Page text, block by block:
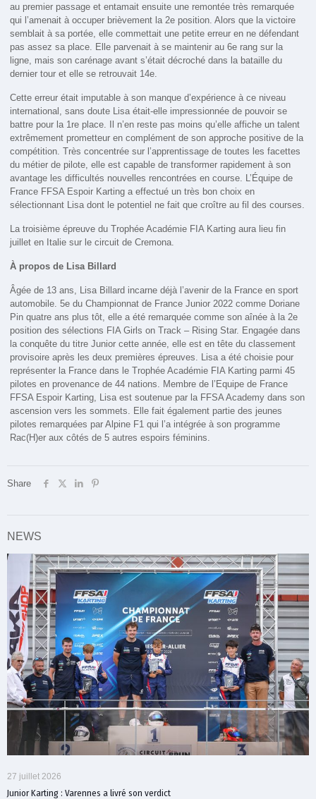
au premier passage et entamait ensuite une remontée très remarquée
qui l’amenait à occuper brièvement la 2e position. Alors que la victoire
semblait à sa portée, elle commettait une petite erreur en ne défendant
pas assez sa place. Elle parvenait à se maintenir au 6e rang sur la
ligne, mais son carénage avant s’était décroché dans la bataille du
dernier tour et elle se retrouvait 14e.
Cette erreur était imputable à son manque d’expérience à ce niveau
international, sans doute Lisa était-elle impressionnée de pouvoir se
battre pour la 1re place. Il n’en reste pas moins qu’elle affiche un talent
extrêmement prometteur en complément de son approche positive de la
compétition. Très concentrée sur l’apprentissage de toutes les facettes
du métier de pilote, elle est capable de transformer rapidement à son
avantage les difficultés nouvelles rencontrées en course. L’Équipe de
France FFSA Espoir Karting a effectué un très bon choix en
sélectionnant Lisa dont le potentiel ne fait que croître au fil des courses.
La troisième épreuve du Trophée Académie FIA Karting aura lieu fin
juillet en Italie sur le circuit de Cremona.
À propos de Lisa Billard
Âgée de 13 ans, Lisa Billard incarne déjà l’avenir de la France en sport
automobile. 5e du Championnat de France Junior 2022 comme Doriane
Pin quatre ans plus tôt, elle a été remarquée comme son aînée à la 2e
position des sélections FIA Girls on Track – Rising Star. Engagée dans
la conquête du titre Junior cette année, elle est en tête du classement
provisoire après les deux premières épreuves. Lisa a été choisie pour
représenter la France dans le Trophée Académie FIA Karting parmi 45
pilotes en provenance de 44 nations. Membre de l’Equipe de France
FFSA Espoir Karting, Lisa est soutenue par la FFSA Academy dans son
ascension vers les sommets. Elle fait également partie des jeunes
pilotes remarquées par Alpine F1 qui l’a intégrée à son programme
Rac(H)er aux côtés de 5 autres espoirs féminins.
Share
NEWS
27 juillet 2026
Junior Karting : Varennes a livré son verdict